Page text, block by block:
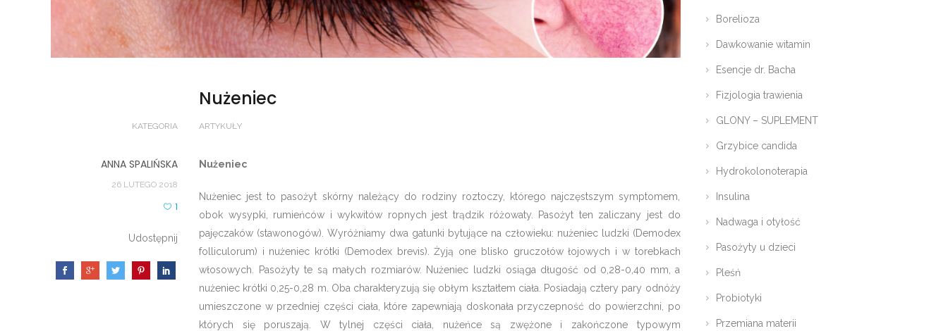
Nużeniec
KATEGORIA ARTYKUŁY
ANNA SPALIŃSKA
26 LUTEGO 2018
1
Udostępnij
Nużeniec
Nużeniec jest to pasożyt skórny należący do rodziny roztoczy, którego najczęstszym symptomem,
obok wysypki, rumieńców i wykwitów ropnych jest trądzik różowaty. Pasożyt ten zaliczany jest do
pajęczaków (stawonogów). Wyróżniamy dwa gatunki bytujące na człowieku: nużeniec ludzki (Demodex
folliculorum) i nużeniec krótki (Demodex brevis). Żyją one blisko gruczołów łojowych i w torebkach
włosowych. Pasożyty te są małych rozmiarów. Nużeniec ludzki osiąga długość od 0,28-0,40 mm, a
nużeniec krótki 0,25-0,28 m. Oba charakteryzują się obłym kształtem ciała. Posiadają cztery pary odnóży
umieszczone w przedniej części ciała, które zapewniają doskonała przyczepność do powierzchni, po
których się poruszają. W tylnej części ciała, nużeńce są zwężone i zakończone typowym
Borelioza
Dawkowanie witamin
Esencje dr. Bacha
Fizjologia trawienia
GLONY – SUPLEMENT
Grzybice candida
Hydrokolonoterapia
Insulina
Nadwaga i otyłość
Pasożyty u dzieci
Pleśń
Probiotyki
Przemiana materii